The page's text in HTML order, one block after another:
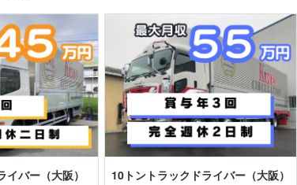
バー（大阪） 10トントラックドライバー（大阪）